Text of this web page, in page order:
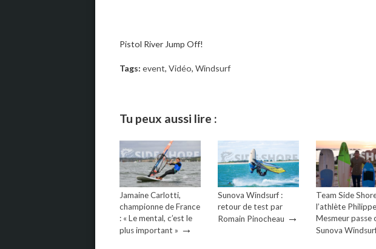
Pistol River Jump Off!
Tags: event, Vidéo, Windsurf
Tu peux aussi lire :
Jamaine Carlotti,
championne de France
: « Le mental, c’est le
plus important » →
Sunova Windsurf :
retour de test par
Romain Pinocheau →
Team Side
l’athlète Philippe
Mesmeur passe
Sunova